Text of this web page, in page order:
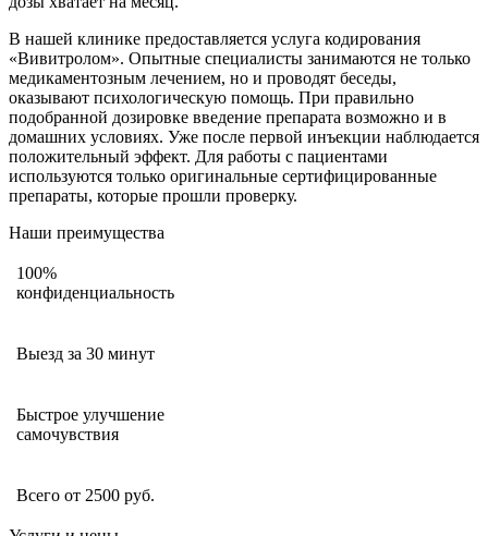
В нашей клинике предоставляется услуга кодирования
«Вивитролом». Опытные специалисты занимаются не только
медикаментозным лечением, но и проводят беседы,
оказывают психологическую помощь. При правильно
подобранной дозировке введение препарата возможно и в
домашних условиях. Уже после первой инъекции наблюдается
положительный эффект. Для работы с пациентами
используются только оригинальные сертифицированные
препараты, которые прошли проверку.
Наши преимущества
100%
конфиденциальность
Выезд за 30 минут
Быстрое улучшение
самочувствия
Всего от 2500 руб.